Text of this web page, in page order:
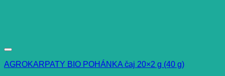
AGROKARPATY BIO POHÁNKA čaj 20×2 g (40 g)